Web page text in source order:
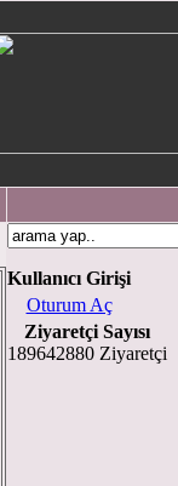
Kullanıcı Girişi
Oturum Aç
Ziyaretçi Sayısı
189642880 Ziyaretçi